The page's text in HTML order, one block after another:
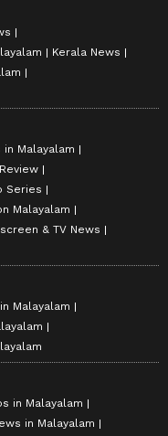
Kerala News
Malayalam
Series
Malayalam
& TV News
Malayalam
in Malayalam
in Malayalam